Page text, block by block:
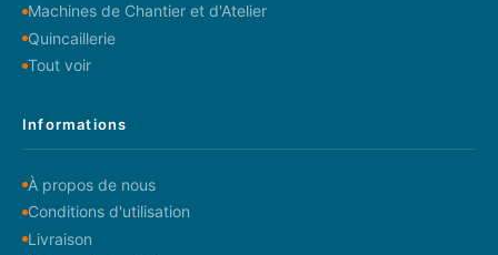
Machines de Chantier et d'Atelier
Quincaillerie
Tout voir
Informations
À propos de nous
Conditions d'utilisation
Livraison